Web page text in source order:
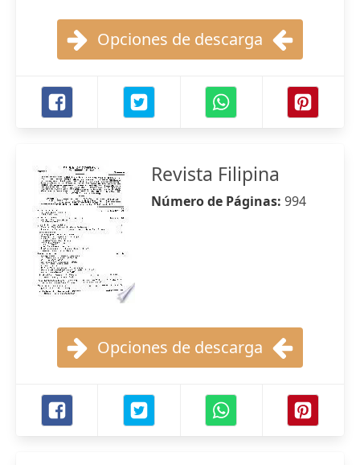
Opciones de descarga
Revista Filipina
Número de Páginas: 994
Opciones de descarga